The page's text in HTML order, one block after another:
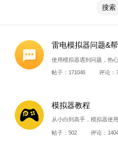
雷电模拟器问题&
使用模拟器遇到问题，热
帖子：171046
评论：
模拟器教程
从小白到高手，模拟器使
帖子：502
评论：